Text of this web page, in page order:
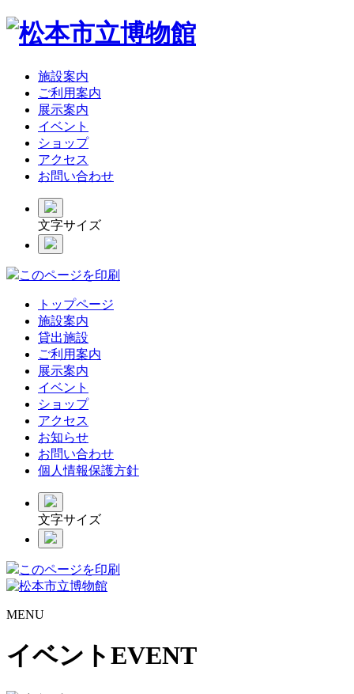
施設案内
ご利用案内
展示案内
イベント
ショップ
アクセス
お問い合わせ
文字サイズ
このページを印刷
トップページ
施設案内
貸出施設
ご利用案内
展示案内
イベント
ショップ
アクセス
お知らせ
お問い合わせ
個人情報保護方針
文字サイズ
このページを印刷
MENU
イベントEVENT